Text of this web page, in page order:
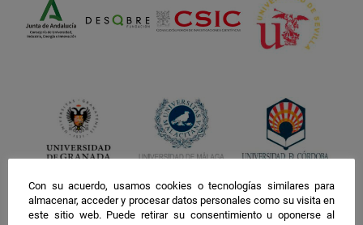
Con su acuerdo, usamos cookies o tecnologías similares para
almacenar, acceder y procesar datos personales como su visita en
este sitio web. Puede retirar su consentimiento u oponerse al